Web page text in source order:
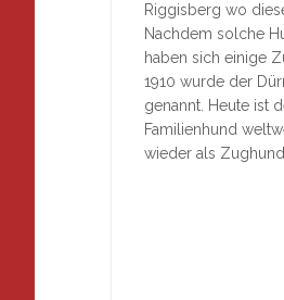
Riggisberg wo
Nachdem solche
haben sich einige
1910 wurde der
genannt. Heute ist
Familienhund
wieder als Zughund